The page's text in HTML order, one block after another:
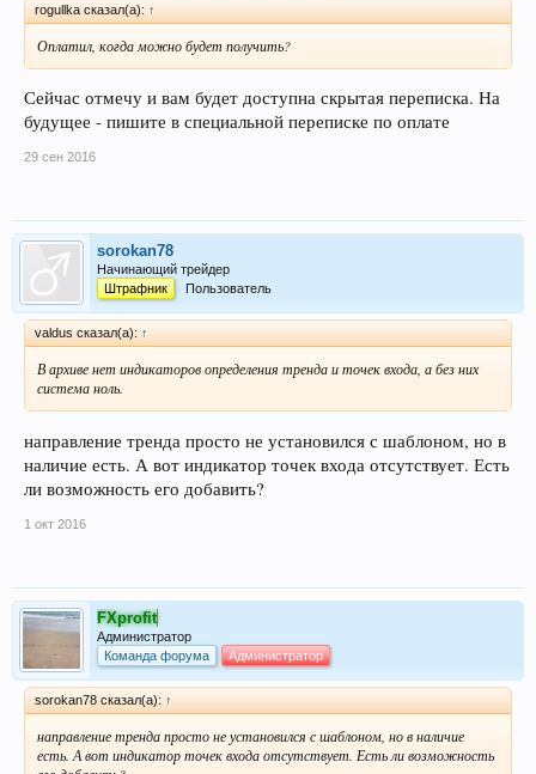
rogullka сказал(а): ↑
Оплатил, когда можно будет получить?
Сейчас отмечу и вам будет доступна скрытая переписка. На
будущее - пишите в специальной переписке по оплате
29 сен 2016
sorokan78
Начинающий трейдер
Штрафник
Пользователь
valdus сказал(а): ↑
В архиве нет индикаторов определения тренда и точек входа, а без них
система ноль.
направление тренда просто не установился с шаблоном, но в
наличие есть. А вот индикатор точек входа отсутствует. Есть
ли возможность его добавить?
1 окт 2016
FXprofit
Администратор
Команда форума
Администратор
sorokan78 сказал(а): ↑
направление тренда просто не установился с шаблоном, но в наличие
есть. А вот индикатор точек входа отсутствует. Есть ли возможность